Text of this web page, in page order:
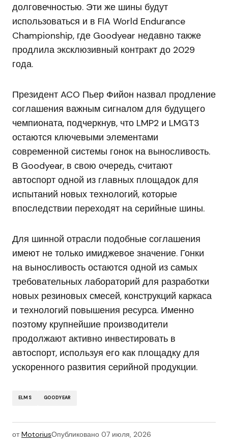
долговечностью. Эти же шины будут
использоваться и в FIA World Endurance
Championship, где Goodyear недавно также
продлила эксклюзивный контракт до 2029
года.
Президент ACO Пьер Фийон назвал продление
соглашения важным сигналом для будущего
чемпионата, подчеркнув, что LMP2 и LMGT3
остаются ключевыми элементами
современной системы гонок на выносливость.
В Goodyear, в свою очередь, считают
автоспорт одной из главных площадок для
испытаний новых технологий, которые
впоследствии переходят на серийные шины.
Для шинной отрасли подобные соглашения
имеют не только имиджевое значение. Гонки
на выносливость остаются одной из самых
требовательных лабораторий для разработки
новых резиновых смесей, конструкций каркаса
и технологий повышения ресурса. Именно
поэтому крупнейшие производители
продолжают активно инвестировать в
автоспорт, используя его как площадку для
ускоренного развития серийной продукции.
ELMS GOODYEAR
от MotoriusОпубликовано 07 июля, 2026